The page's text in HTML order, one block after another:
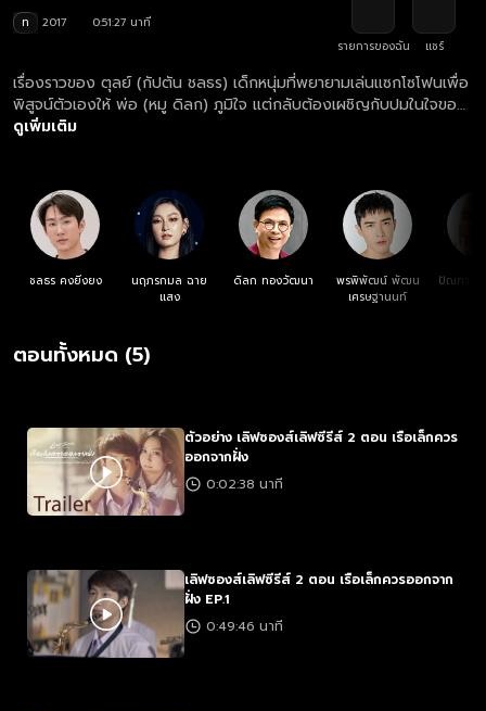
ท 2017
0:51:27 นาที
รายการของฉัน
แชร์
เรื่องราวของ ตุลย์ (กัปตัน ชลธร) เด็กหนุ่มที่พยายามเล่นแซกโซโฟนเพื่อ
พิสูจน์ตัวเองให้ พ่อ (หมู ดิลก) ภูมิใจ แต่กลับต้องเผชิญกับปมในใจของ
พ่อที่ฝังใจว่าดนตรีคือต้นเหตุการตายของแม่ ท่ามกลางแรงกดดัน ตุลย์
บาดแผลในใจของพ่อได้หรือไม่?
ดูเพิ่มเติม
ชลธร คงยิ่งยง
นฤภรกมล ฉาย
แสง
ดิลก ทองวัฒนา
พรพิพัฒน์ พัฒน
เศรษฐานนท์
ปัณฑา พั
ตอนทั้งหมด (5)
ตัวอย่าง เลิฟซองส์เลิฟซีรีส์ 2 ตอน เรือเล็กควร
ออกจากฝั่ง
0:02:38 นาที
เลิฟซองส์เลิฟซีรีส์ 2 ตอน เรือเล็กควรออกจาก
ฝั่ง EP.1
0:49:46 นาที